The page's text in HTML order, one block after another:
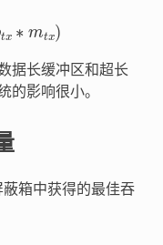
m tx)
据长缓冲区和超长
的影响很小。
蔽箱中获得的最佳吞